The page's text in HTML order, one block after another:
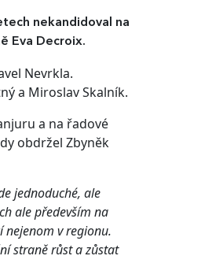
nekandidoval na
Eva Decroix.
Nevrkla.
a Miroslav Skalník.
a na řadové
obdržel Zbyněk
jednoduché, ale
ale především na
nejenom v regionu.
straně růst a zůstat